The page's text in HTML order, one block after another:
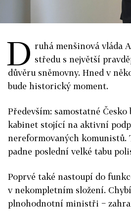
D ruhá menšinová vláda
středu s největší
důvěru sněmovny. Hned v
bude historický moment.
Především: samostatné
kabinet stojící na aktivní
nereformovaných
padne poslední velké tabu
Poprvé také nastoupí do
v nekompletním složení.
plnohodnotní ministři −